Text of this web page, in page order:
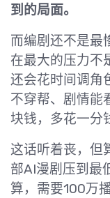
到的局面。
而编剧还不是最
在最大的压力不
还会花时间调角
不穿帮、剧情能
块钱，多花一分
这话听着丧，但
部AI漫剧压到最
算，需要100万